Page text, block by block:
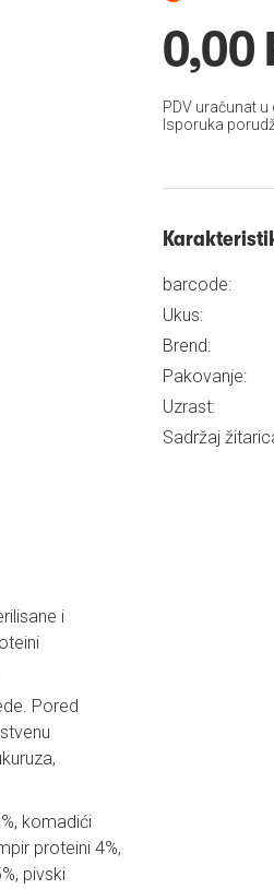
i
Pored
komadići
proteini 4%,
pivski
0,00
PDV uračunat
Isporuka
barcode:
Ukus:
Brend:
Pakovanje:
Uzrast:
Sadržaj